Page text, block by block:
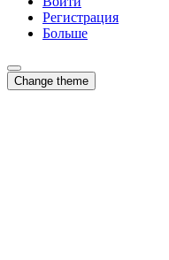
Регистрация
Больше
Change theme